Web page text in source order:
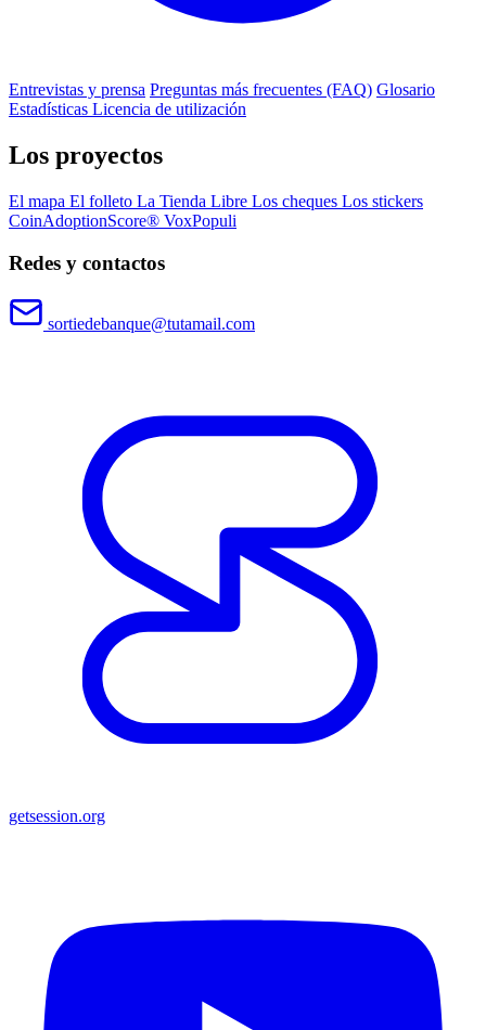
Entrevistas y prensa Preguntas más frecuentes (FAQ) Glosario
Estadísticas Licencia de utilización
Los proyectos
El mapa El folleto La Tienda Libre Los cheques Los stickers
CoinAdoptionScore® VoxPopuli
Redes y contactos
sortiedebanque@tutamail.com
getsession.org